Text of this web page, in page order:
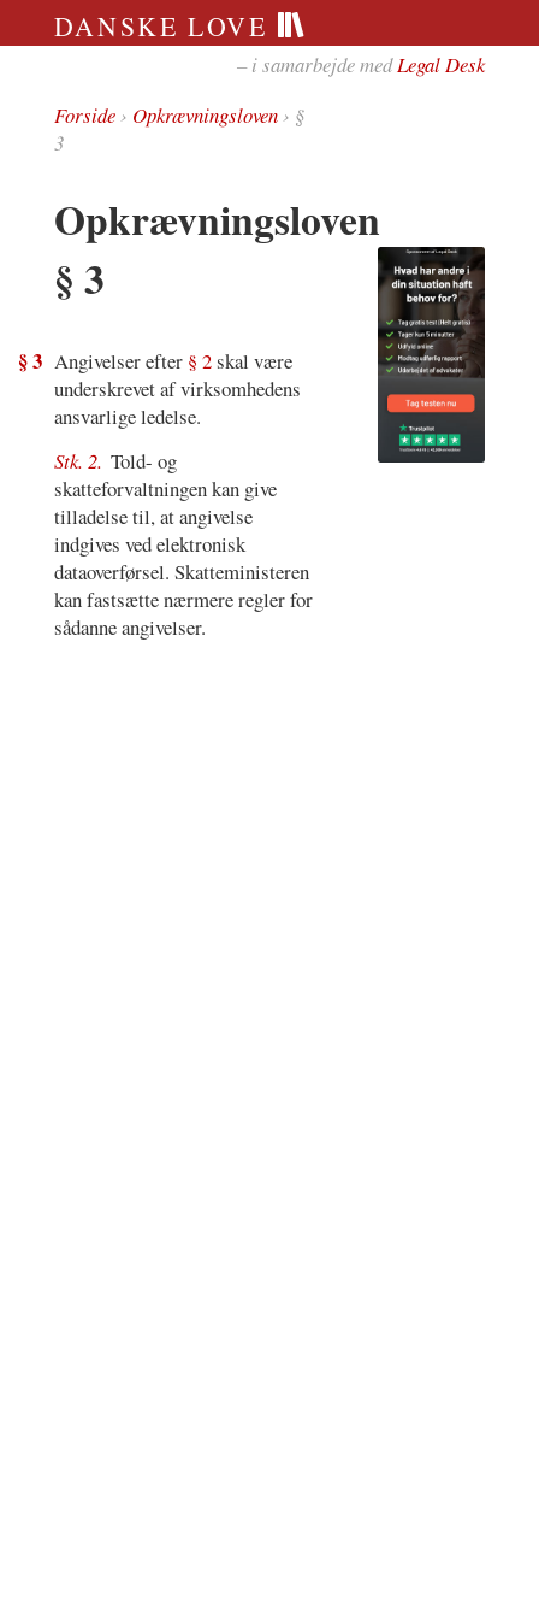
DANSKE LOVE
– i samarbejde medLegal Desk
Forside› Opkrævningsloven› §
3
Opkrævningsloven
§ 3
§ 3 Angivelser efter § 2skal være
underskrevet af virksomhedens
ansvarlige ledelse.
Stk. 2. Told- og
skatteforvaltningen kan give
tilladelse til, at angivelse
indgives ved elektronisk
dataoverførsel. Skatteministeren
kan fastsætte nærmere regler for
sådanne angivelser.